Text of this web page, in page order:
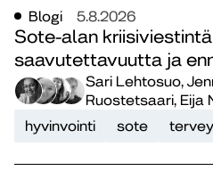
Blogi 5.8.2026
Sote-alan
saavutettavuutta ja
Sari Lehtosuo,
Ruostetsaari, Eija
hyvinvointi
sote